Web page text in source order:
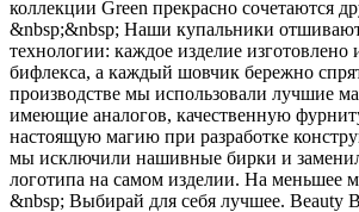
коллекции Green прекрасно сочетаются
&nbsp;&nbsp; Наши купальники
технологии: каждое изделие изготовлено
бифлекса, а каждый шовчик бережно
производстве мы использовали лучшие
имеющие аналогов, качественную
настоящую магию при разработке
мы исключили нашивные бирки и
логотипа на самом изделии. На меньшее
&nbsp; Выбирай для себя лучшее. Beauty